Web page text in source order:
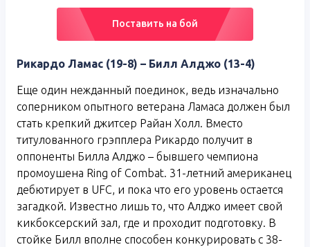
Поставить на бой
Рикардо Ламас (19-8) – Билл Алджо (13-4)
Еще один нежданный поединок, ведь изначально
соперником опытного ветерана Ламаса должен был
стать крепкий джитсер Райан Холл. Вместо
титулованного грэпплера Рикардо получит в
оппоненты Билла Алджо – бывшего чемпиона
промоушена Ring of Combat. 31-летний американец
дебютирует в UFC, и пока что его уровень остается
загадкой. Известно лишь то, что Алджо имеет свой
кикбоксерский зал, где и проходит подготовку. В
стойке Билл вполне способен конкурировать с 38-